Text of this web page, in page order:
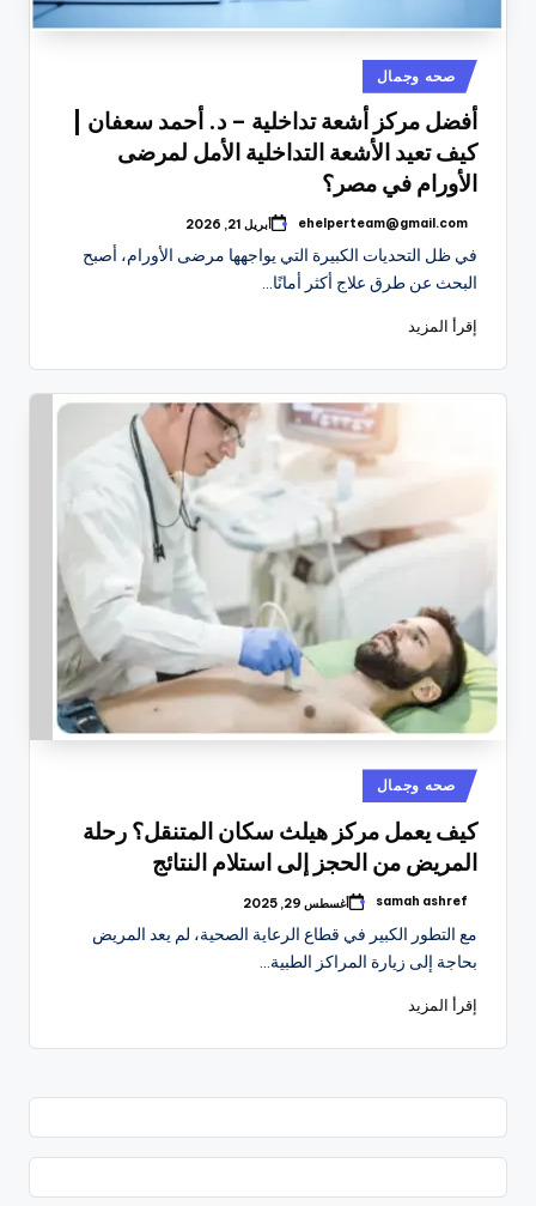
نُشر
في
صحه وجمال
أفضل مركز أشعة تداخلية – د. أحمد سعفان |
كيف تعيد الأشعة التداخلية الأمل لمرضى
الأورام في مصر؟
تمّ
بواسطة
ehelperteam@gmail.com أبريل 21, 2026
في ظل التحديات الكبيرة التي يواجهها مرضى الأورام، أصبح
البحث عن طرق علاج أكثر أمانًا…
إقرأ المزيد
نُشر
في
صحه وجمال
كيف يعمل مركز هيلث سكان المتنقل؟ رحلة
المريض من الحجز إلى استلام النتائج
تمّ
بواسطة
samah ashref أغسطس 29, 2025
مع التطور الكبير في قطاع الرعاية الصحية، لم يعد المريض
بحاجة إلى زيارة المراكز الطبية…
إقرأ المزيد